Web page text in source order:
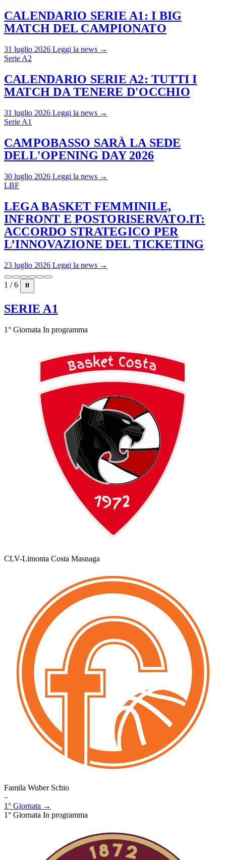
CALENDARIO SERIE A1: I BIG
MATCH DEL CAMPIONATO
31 luglio 2026 Leggi la news →
Serie A2
CALENDARIO SERIE A2: TUTTI I
MATCH DA TENERE D'OCCHIO
31 luglio 2026 Leggi la news →
Serie A1
CAMPOBASSO SARÀ LA SEDE
DELL'OPENING DAY 2026
30 luglio 2026 Leggi la news →
LBF
LEGA BASKET FEMMINILE,
INFRONT E POSTORISERVATO.IT:
ACCORDO STRATEGICO PER
L’INNOVAZIONE DEL TICKETING
23 luglio 2026 Leggi la news →
1 / 6 ⏸
SERIE A1
1° Giornata In programma
CLV-Limonta Costa Masnaga
Famila Wuber Schio
–
1° Giornata →
1° Giornata In programma